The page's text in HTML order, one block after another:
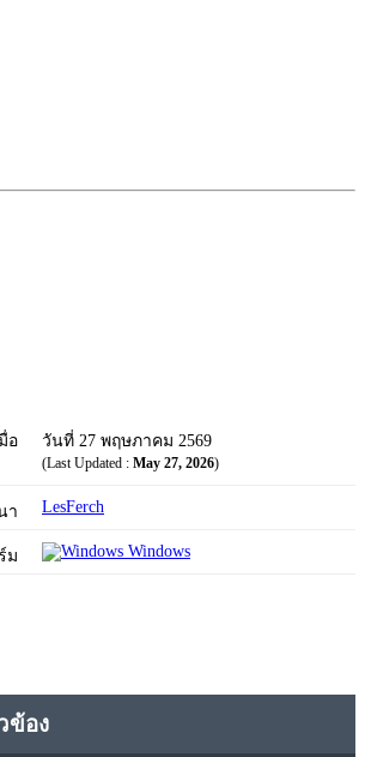
อ วันที่ 27 พฤษภาคม 2569
(Last Updated : May 27, 2026)
า LesFerch
ม Windows
ข้อง